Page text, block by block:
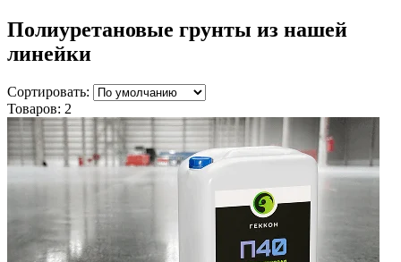
Полиуретановые грунты из нашей
линейки
Сортировать:
Товаров: 2